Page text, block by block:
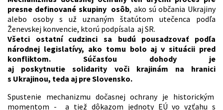
presne definované skupiny osôb, ako sú občania Ukrajiny
alebo osoby s už uznaným štatútom utečenca podľa
Ženevskej konvencie, ktorú podpísala aj SR.
Všetci ostatní cudzinci sa budú pousadzovať podľa
národnej legislatívy, ako tomu bolo aj v situácii pred
konfliktom. Súčasťou dohody je
aj poskytnutie solidarity voči krajinám na hranici
s Ukrajinou, teda aj pre Slovensko.
Spustenie mechanizmu dočasnej ochrany je historickým
momentom - a tiež dôkazom jednoty EÚ vo vzťahu s